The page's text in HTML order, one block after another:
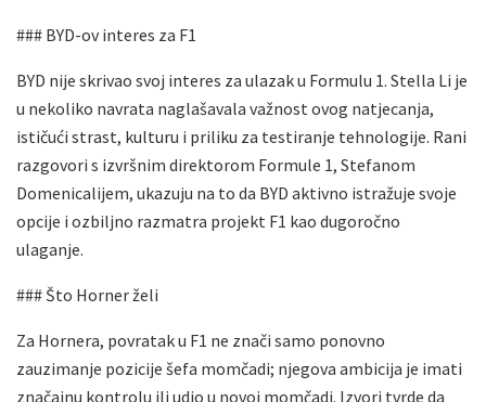
### BYD-ov interes za F1
BYD nije skrivao svoj interes za ulazak u Formulu 1. Stella Li je
u nekoliko navrata naglašavala važnost ovog natjecanja,
ističući strast, kulturu i priliku za testiranje tehnologije. Rani
razgovori s izvršnim direktorom Formule 1, Stefanom
Domenicalijem, ukazuju na to da BYD aktivno istražuje svoje
opcije i ozbiljno razmatra projekt F1 kao dugoročno
ulaganje.
### Što Horner želi
Za Hornera, povratak u F1 ne znači samo ponovno
zauzimanje pozicije šefa momčadi; njegova ambicija je imati
značajnu kontrolu ili udio u novoj momčadi. Izvori tvrde da